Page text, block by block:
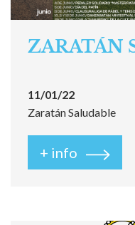
ZARATÁN
11/01/22
Zaratán Saludable
+ info